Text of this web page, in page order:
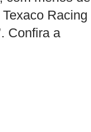
Racing
Confira a